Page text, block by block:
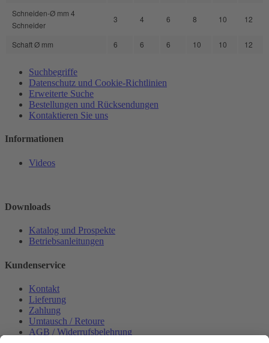
Schneiden-Ø mm 4
Schneider
3 4 6 8 10 12
Schaft Ø mm 6 6 6 10 10 12
Suchbegriffe
Datenschutz und Cookie-Richtlinien
Erweiterte Suche
Bestellungen und Rücksendungen
Kontaktieren Sie uns
Informationen
Videos
Downloads
Katalog und Prospekte
Betriebsanleitungen
Kundenservice
Kontakt
Lieferung
Zahlung
Umtausch / Retoure
AGB / Widerrufsbelehrung